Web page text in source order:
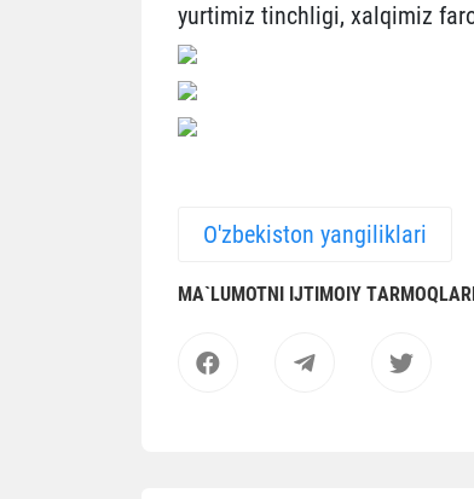
yurtimiz tinchligi, xalqimiz
O'zbekiston yangiliklari
MА`LUMOTNI IJTIMOIY